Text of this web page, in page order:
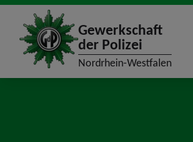
site_logo
Gewerkschaft
der Polizei
Nordrhein-Westfalen